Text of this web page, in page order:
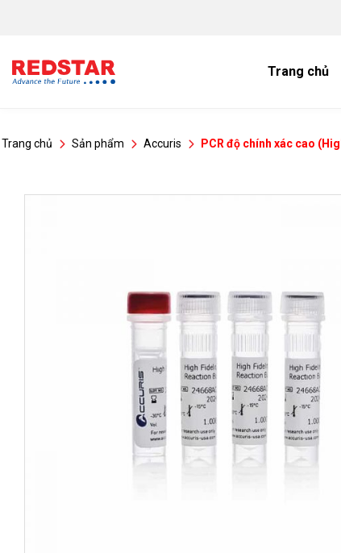
dung
Trang chủ
Trang chủ Sản phẩm Accuris PCR độ chính xác cao